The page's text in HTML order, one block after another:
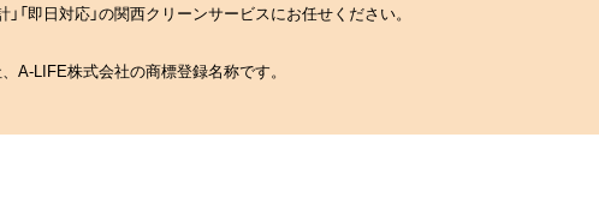
」「即日対応」の関西クリーンサービスにお任せください。
A-LIFE株式会社の商標登録名称です。